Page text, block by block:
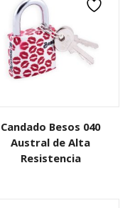
Candado Besos 040
Austral de Alta
Resistencia